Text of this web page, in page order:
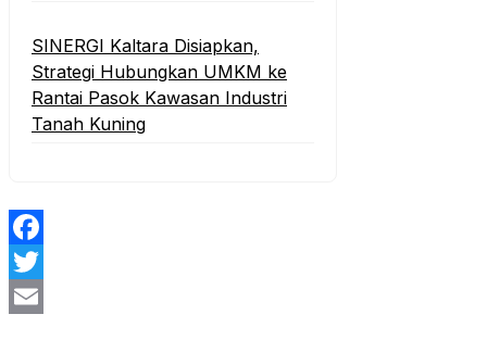
SINERGI Kaltara Disiapkan,
Strategi Hubungkan UMKM ke
Rantai Pasok Kawasan Industri
Tanah Kuning
Facebook
Twitter